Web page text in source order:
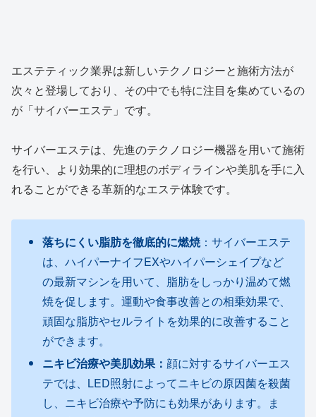
エステティック業界は新しいテクノロジーと施術方法が
次々と登場しており、その中でも特に注目を集めているの
が「サイバーエステ」です。
サイバーエステは、先進のテクノロジー機器を用いて施術
を行い、より効果的に理想のボディラインや美肌を手に入
れることができる革新的なエステ体験です。
落ちにくい脂肪を徹底的に燃焼：サイバーエステ
は、ハイパーナイフEXやハイパーシェイプなど
の最新マシンを用いて、脂肪をしっかり温めて燃
焼を促します。運動や食事改善との相乗効果で、
頑固な脂肪やセルライトを効果的に改善すること
ができます。
ニキビ治療や美肌効果 ： 顔に対するサイバーエス
テでは、LED照射によってニキビの原因菌を殺菌
し、ニキビ治療や予防にも効果があります。ま